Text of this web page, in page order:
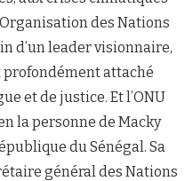
des Nations
d’un leader visionnaire,
attaché
et de justice. Et l’ONU
la personne de Macky
du Sénégal. Sa
général des Nations